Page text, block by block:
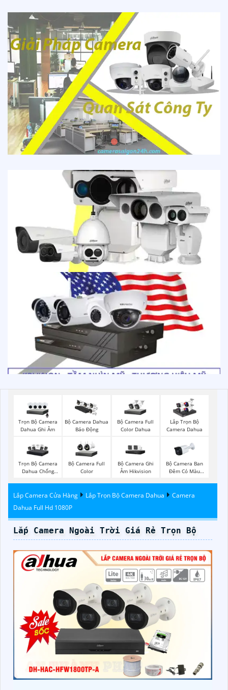
Trọn Bộ Camera
Dahua Ghi Âm
Bộ Camera Dahua
Báo Động
Bộ Camera Full
Color Dahua
Lắp Trọn Bộ
Camera Dahua
Trọn Bộ Camera
Dahua Chống
Bộ Camera Full
Color
Bộ Camera Ghi
Âm Hikvision
Bộ Camera Ban
Đêm Có Màu
Lắp Camera Cửa Hàng Lắp Trọn Bộ Camera Dahua
Camera
Dahua Full Hd 1080P
Lắp Camera Ngoài Trời Giá Rẻ Trọn Bộ